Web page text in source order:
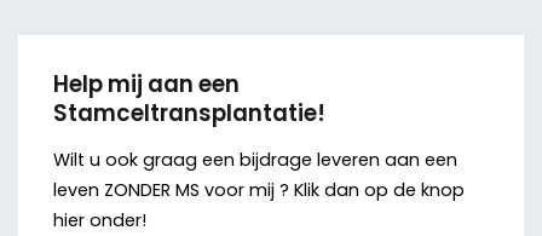
Help mij aan een
Stamceltransplantatie!
Wilt u ook graag een bijdrage leveren aan een
leven ZONDER MS voor mij ? Klik dan op de knop
hier onder!